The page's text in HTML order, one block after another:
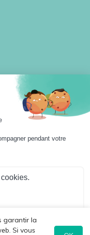
de la transition
la ville intelligente
garantir la
Si vous